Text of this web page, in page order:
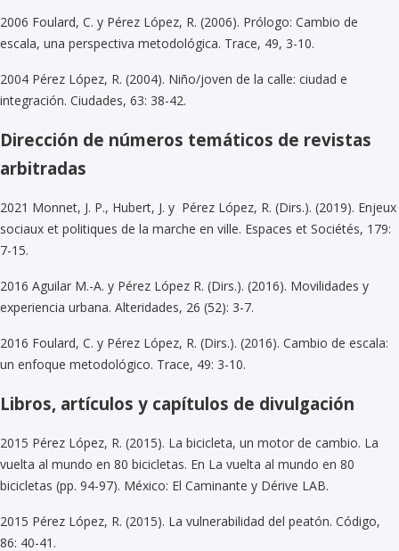
2006 Foulard, C. y Pérez López, R. (2006). Prólogo: Cambio de
escala, una perspectiva metodológica. Trace, 49, 3-10.
2004 Pérez López, R. (2004). Niño/joven de la calle: ciudad e
integración. Ciudades, 63: 38-42.
Dirección de números temáticos de revistas
arbitradas
2021 Monnet, J. P., Hubert, J. y Pérez López, R. (Dirs.). (2019). Enjeux
sociaux et politiques de la marche en ville. Espaces et Sociétés, 179:
7-15.
2016 Aguilar M.-A. y Pérez López R. (Dirs.). (2016). Movilidades y
experiencia urbana. Alteridades, 26 (52): 3-7.
2016 Foulard, C. y Pérez López, R. (Dirs.). (2016). Cambio de escala:
un enfoque metodológico. Trace, 49: 3-10.
Libros, artículos y capítulos de divulgación
2015 Pérez López, R. (2015). La bicicleta, un motor de cambio. La
vuelta al mundo en 80 bicicletas. En La vuelta al mundo en 80
bicicletas (pp. 94-97). México: El Caminante y Dérive LAB.
2015 Pérez López, R. (2015). La vulnerabilidad del peatón. Código,
86: 40-41.